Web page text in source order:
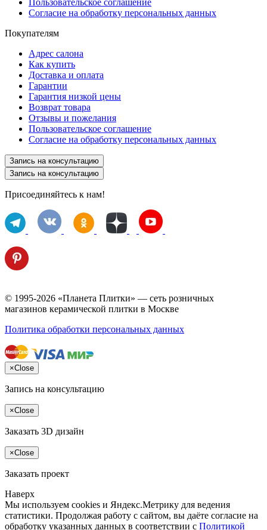
Пользовательское соглашение
Согласие на обработку персональных данных
Покупателям
Адрес салона
Как купить
Доставка и оплата
Гарантии
Гарантия низкой цены
Возврат товара
Отзывы и пожелания
Пользовательское соглашение
Согласие на обработку персональных данных
Запись на консультацию
Запись на консультацию
Присоединяйтесь к нам!
© 1995-2026 «Планета Плитки» — сеть розничных
магазинов керамической плитки в Москве
Политика обработки персональных данных
×Close
Запись на консультацию
×Close
Заказать 3D дизайн
×Close
Заказать проект
Наверх
Мы используем cookies и Яндекс.Метрику для ведения
статистики. Продолжая работу с сайтом, вы даёте согласие на
обработку указанных данных в соответствии с Политикой